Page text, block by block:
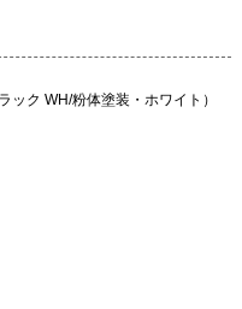
ク WH/粉体塗装・ホワイト）